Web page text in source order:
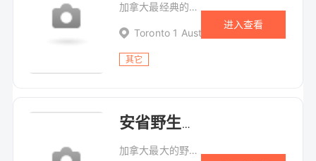
加拿大最经典的雄伟城堡，也是历史保护建筑之一
Toronto 1 Austin Terrace,
其它
进入查看
安省野生动物园 African Lion Safari
加拿大最大的野生动物园